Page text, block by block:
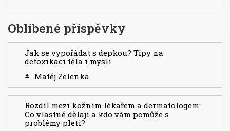
Oblíbené příspěvky
Jak se vypořádat s depkou? Tipy na
detoxikaci těla i mysli
Matěj Zelenka
Rozdíl mezi kožním lékařem a dermatologem:
Co vlastně dělají a kdo vám pomůže s
problémy pleti?